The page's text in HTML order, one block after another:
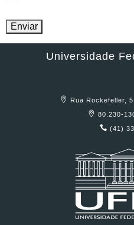
Universidade
Rua Rockefeller,
80.230-
(41)